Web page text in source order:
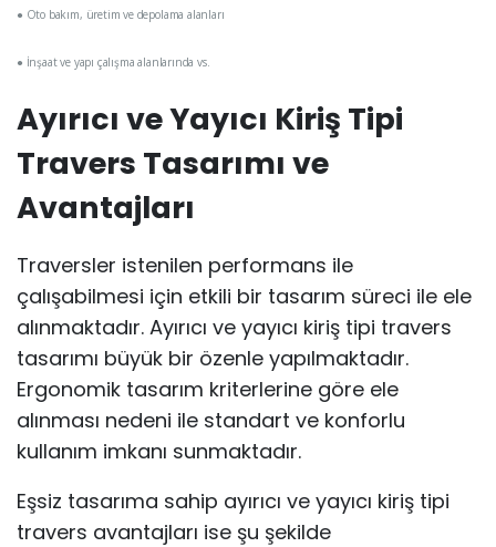
● Oto bakım, üretim ve depolama alanları
● İnşaat ve yapı çalışma alanlarında vs.
Ayırıcı ve Yayıcı Kiriş Tipi
Travers Tasarımı ve
Avantajları
Traversler istenilen performans ile
çalışabilmesi için etkili bir tasarım süreci ile ele
alınmaktadır. Ayırıcı ve yayıcı kiriş tipi travers
tasarımı büyük bir özenle yapılmaktadır.
Ergonomik tasarım kriterlerine göre ele
alınması nedeni ile standart ve konforlu
kullanım imkanı sunmaktadır.
Eşsiz tasarıma sahip ayırıcı ve yayıcı kiriş tipi
travers avantajları ise şu şekilde